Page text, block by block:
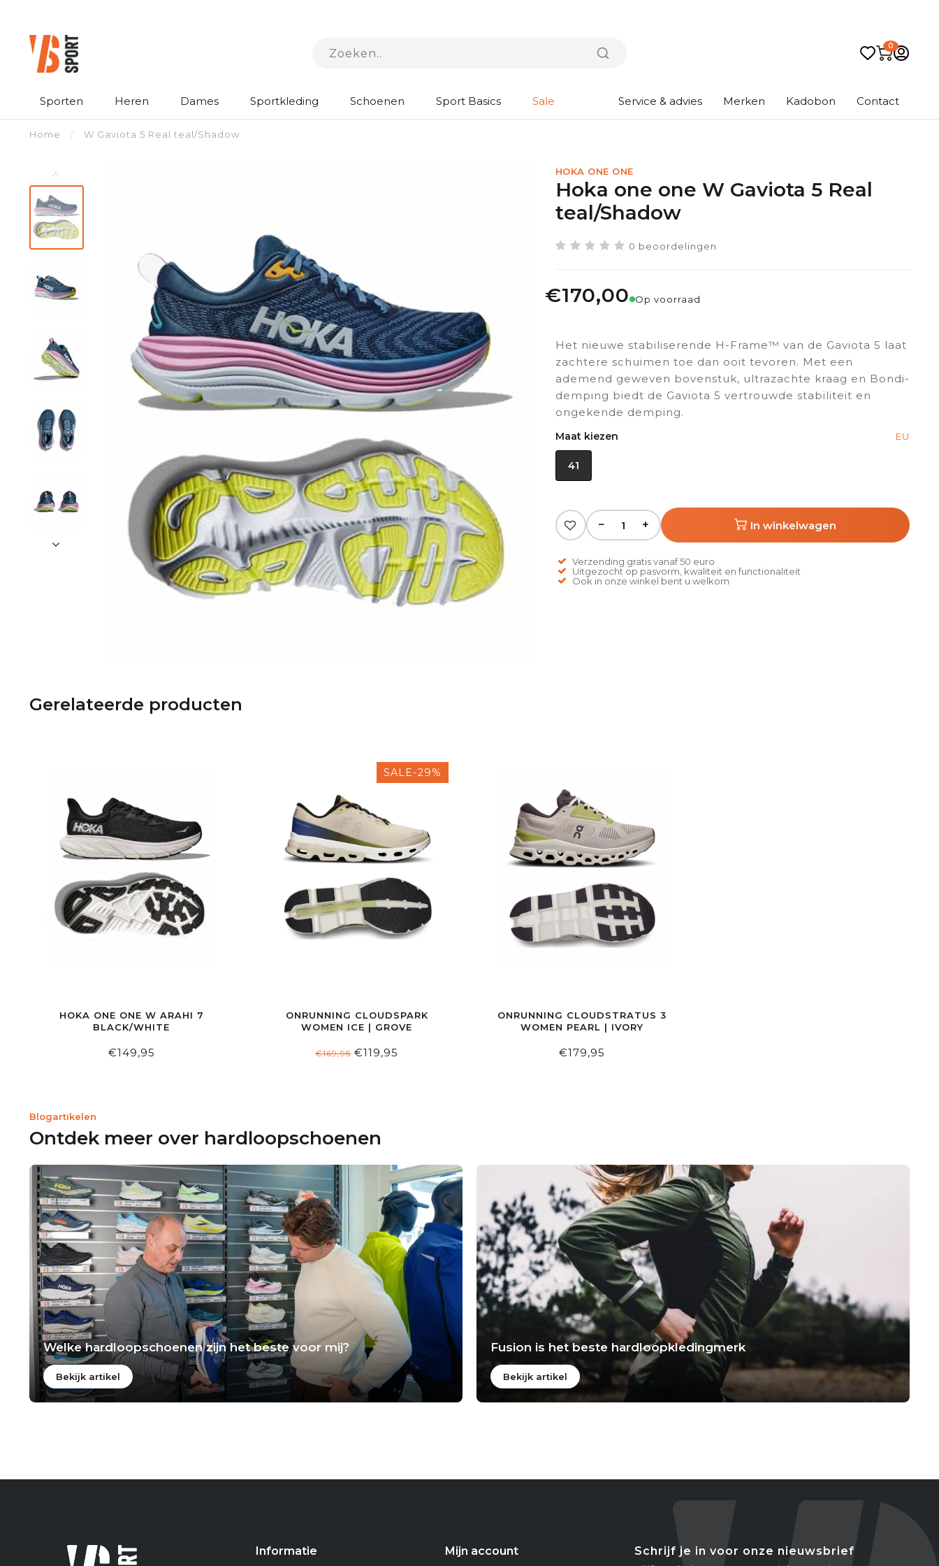
0
Sporten Heren Dames Sportkleding Schoenen Sport Basics Sale Service & advies Merken Kadobon Contact
Home / W Gaviota 5 Real teal/Shadow
HOKA ONE ONE
Hoka one one W Gaviota 5 Real
teal/Shadow
0 beoordelingen
€170,00 Op voorraad
Het nieuwe stabiliserende H-Frame™ van de Gaviota 5 laat
zachtere schuimen toe dan ooit tevoren. Met een
ademend geweven bovenstuk, ultrazachte kraag en Bondi-
demping biedt de Gaviota 5 vertrouwde stabiliteit en
ongekende demping.
Maat kiezen EU
41
− + In winkelwagen
Verzending gratis vanaf 50 euro
Uitgezocht op pasvorm, kwaliteit en functionaliteit
Ook in onze winkel bent u welkom
Gerelateerde producten
HOKA ONE ONE W ARAHI 7
BLACK/WHITE
€149,95
SALE-29%
ONRUNNING CLOUDSPARK
WOMEN ICE | GROVE
€169,95€119,95
ONRUNNING CLOUDSTRATUS 3
WOMEN PEARL | IVORY
€179,95
Blogartikelen
Ontdek meer over hardloopschoenen
Welke hardloopschoenen zijn het beste voor mij?
Bekijk artikel
Fusion is het beste hardloopkledingmerk
Bekijk artikel
Informatie Mijn account Schrijf je in voor onze nieuwsbrief